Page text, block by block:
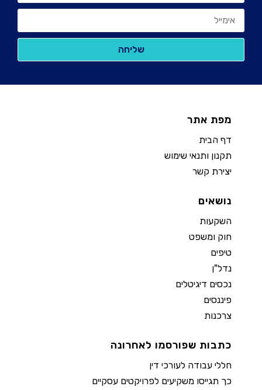
מפת אתר
דף הבית
תקנון ותנאי שימוש
יצירת קשר
נושאים
השקעות
חוק ומשפט
טיפים
נדל"ן
נכסים דיגיטלים
פיננסים
צרכנות
כתבות שפורסמו לאחרונה
חללי עבודה לעורכי דין
כך תגייסו משקיעים לפרויקטים עסקיים